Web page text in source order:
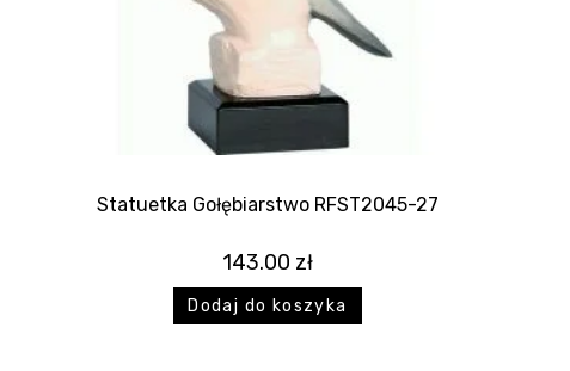
Statuetka Gołębiarstwo RFST2045-27
143.00 zł
Dodaj do koszyka